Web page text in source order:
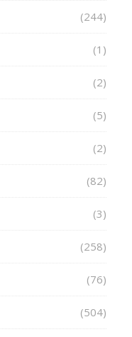
(244)
(1)
(2)
(5)
(2)
(82)
(3)
(258)
(76)
(504)